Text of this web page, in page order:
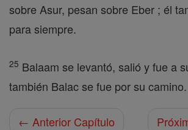
sobre Asur, pesan sobre Eber ; él
para siempre.
25 Balaam se levantó, salió y fue a
también Balac se fue por su camino.
← Anterior Capítulo